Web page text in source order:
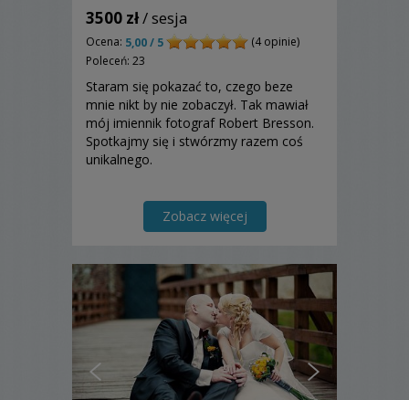
3500 zł/ sesja
Ocena: 5,00 / 5
(4 opinie)
Poleceń: 23
Staram się pokazać to, czego beze
mnie nikt by nie zobaczył. Tak mawiał
mój imiennik fotograf Robert Bresson.
Spotkajmy się i stwórzmy razem coś
unikalnego.
Zobacz więcej